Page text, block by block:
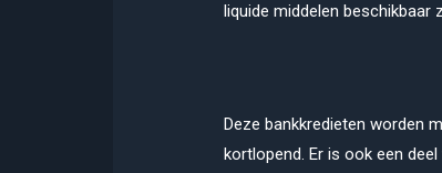
liquide middelen beschikbaar
Deze bankkredieten worden
kortlopend. Er is ook een